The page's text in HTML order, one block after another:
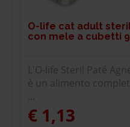
O-life cat adult
con mele a cubetti
L'O-life Steril Paté
è un alimento
...
€ 1,13